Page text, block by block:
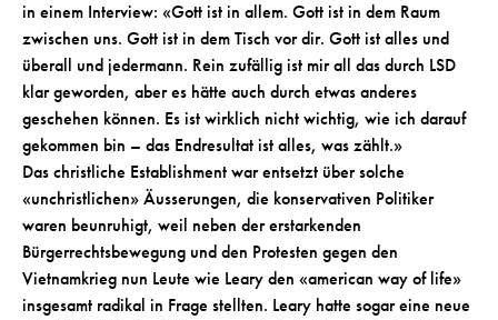
in einem Interview: «Gott ist in allem. Gott ist in dem Raum
zwischen uns. Gott ist in dem Tisch vor dir. Gott ist alles und
überall und jedermann. Rein zufällig ist mir all das durch LSD
klar geworden, aber es hätte auch durch etwas anderes
geschehen können. Es ist wirklich nicht wichtig, wie ich darauf
gekommen bin – das Endresultat ist alles, was zählt.»
Das christliche Establishment war entsetzt über solche
«unchristlichen» Äusserungen, die konservativen Politiker
waren beunruhigt, weil neben der erstarkenden
Bürgerrechtsbewegung und den Protesten gegen den
Vietnamkrieg nun Leute wie Leary den «american way of life»
insgesamt radikal in Frage stellten. Leary hatte sogar eine neue